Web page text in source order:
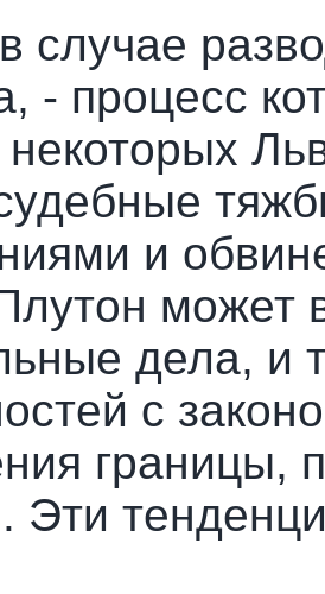
случае
- процесс
и
может
дела, и
с
границы,